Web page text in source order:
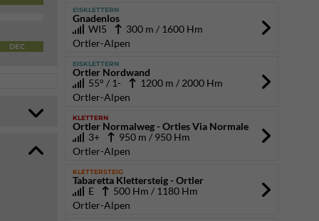
DEC
EISKLETTERN
Gnadenlos
WI5
300 m / 1600 Hm
Ortler-Alpen
EISKLETTERN
Ortler Nordwand
55° / 1-
1200 m / 2000 Hm
Ortler-Alpen
KLETTERN
Ortler Normalweg - Ortles Via Normale
3+
950 m / 950 Hm
Ortler-Alpen
KLETTERSTEIG
Tabaretta Klettersteig - Ortler
E
500 Hm / 1180 Hm
Ortler-Alpen